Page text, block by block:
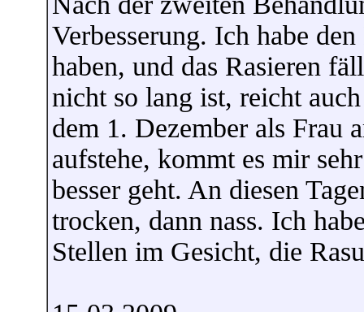
Verbesserung. Ich habe
haben, und das Rasieren
nicht so lang ist, reicht
dem 1. Dezember als Frau
aufstehe, kommt es mir
besser geht. An diesen
trocken, dann nass. Ich
Stellen im Gesicht, die